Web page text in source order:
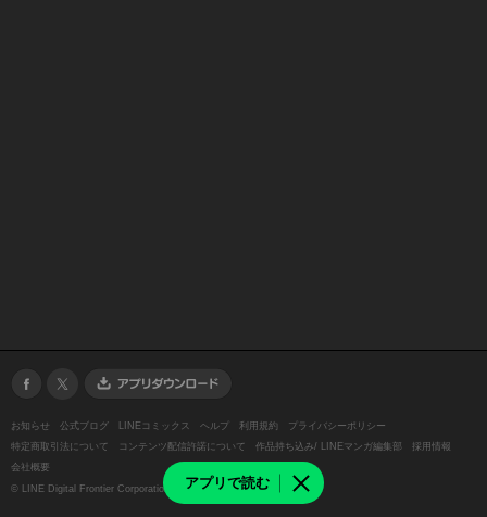
アプリで読む
お知らせ 公式ブログ LINEコミックス ヘルプ 利用規約
プライバシーポリシー
特定商取引法について
コンテンツ配信許諾について 作品持ち込み/ LINEマンガ編集部
採用情報
会社概要
© LINE Digital Frontier Corporation